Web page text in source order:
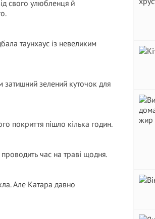
свого улюбленця й
таунхаус із невеликим
затишний зелений куточок для
покриття пішло кілька годин.
час на траві щодня.
Але Катара давно